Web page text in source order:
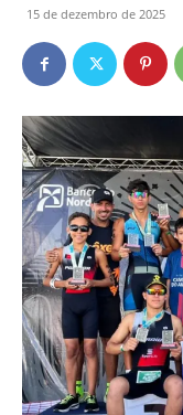
15 de dezembro de 2025